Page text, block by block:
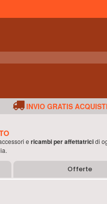
INVIO GRATIS
e ricambi peraffettatricidi
Offerte